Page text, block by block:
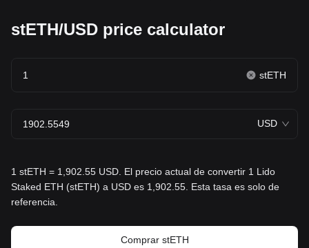
stETH/USD price calculator
stETH
USD
1 stETH = 1,902.55 USD. El precio actual de convertir 1 Lido
Staked ETH (stETH) a USD es 1,902.55. Esta tasa es solo de
referencia.
Comprar stETH